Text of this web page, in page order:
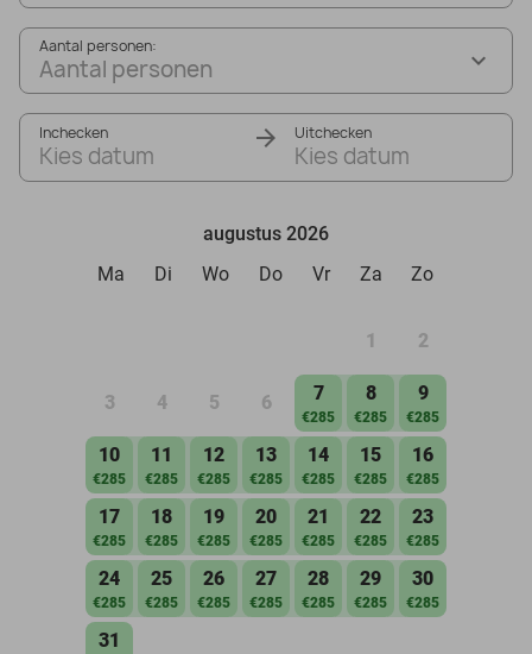
Aantal personen:
Aantal personen
Inchecken
Kies datum
Uitchecken
Kies datum
augustus 2026
Ma
Di Wo Do Vr Za Zo
1 2
3 4 5 6 7
€285
8
€285
9
€285
10
€285
11
€285
12
€285
13
€285
14
€285
15
€285
16
€285
17
€285
18
€285
19
€285
20
€285
21
€285
22
€285
23
€285
24
€285
25
€285
26
€285
27
€285
28
€285
29
€285
30
€285
31